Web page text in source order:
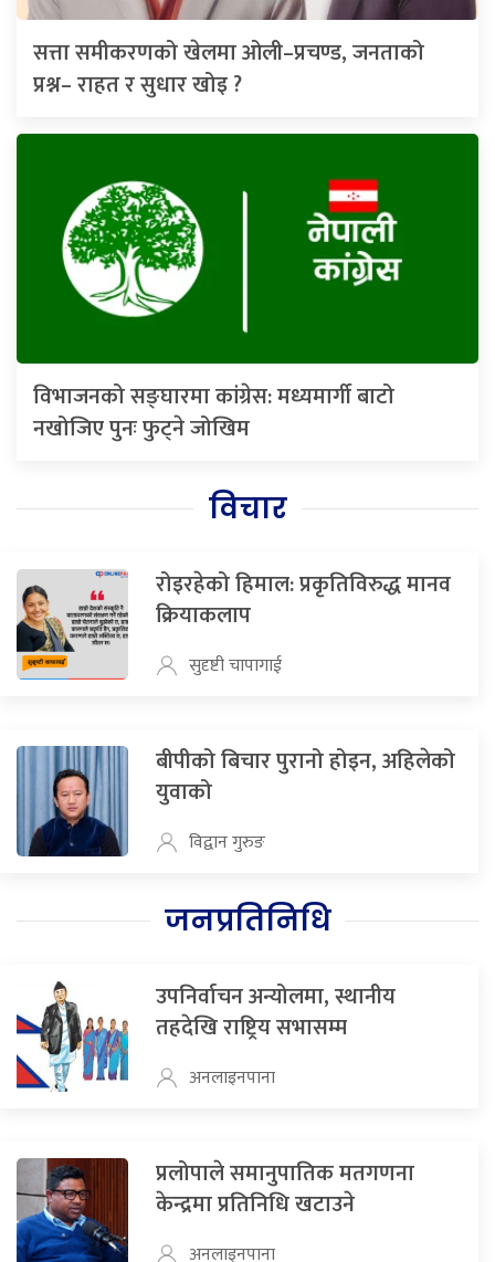
सत्ता समीकरणको खेलमा ओली–प्रचण्ड, जनताको
प्रश्न– राहत र सुधार खोइ ?
विभाजनको सङ्घारमा कांग्रेस: मध्यमार्गी बाटो
नखोजिए पुनः फुट्ने जोखिम
विचार
रोइरहेको हिमाल: प्रकृतिविरुद्ध मानव
क्रियाकलाप
सुदृष्टी चापागाई
बीपीको बिचार पुरानो होइन, अहिलेको
युवाको
विद्वान गुरुङ
जनप्रतिनिधि
उपनिर्वाचन अन्योलमा, स्थानीय
तहदेखि राष्ट्रिय सभासम्म
अनलाइनपाना
प्रलोपाले समानुपातिक मतगणना
केन्द्रमा प्रतिनिधि खटाउने
अनलाइनपाना